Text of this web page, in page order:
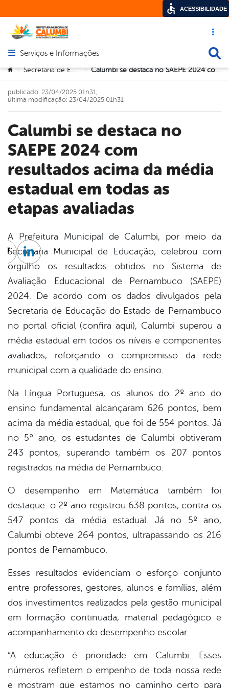
Acesso
Abrir menu principal de navegação
Serviços e Informações
Você está aqui:
> Secretaria de Educação > Calumbi se destaca no SAEPE 2024 com resultados acima da média estadual em todas as etapas avaliadas
Calumbi se destaca no
SAEPE 2024 com
resultados acima da média
estadual em todas as
etapas avaliadas
publicado: 23/04/2025 01h31,
última modificação: 23/04/2025 01h31
A Prefeitura Municipal de Calumbi, por meio da
Secretaria Municipal de Educação, celebrou com
orgulho os resultados obtidos no Sistema de
Avaliação Educacional de Pernambuco (SAEPE)
2024. De acordo com os dados divulgados pela
Secretaria de Educação do Estado de Pernambuco
no portal oficial (confira aqui), Calumbi superou a
média estadual em todos os níveis e componentes
avaliados, reforçando o compromisso da rede
municipal com a qualidade do ensino.
Na Língua Portuguesa, os alunos do 2º ano do
ensino fundamental alcançaram 626 pontos, bem
acima da média estadual, que foi de 554 pontos. Já
no 5º ano, os estudantes de Calumbi obtiveram
243 pontos, superando também os 207 pontos
registrados na média de Pernambuco.
O desempenho em Matemática também foi
destaque: o 2º ano registrou 638 pontos, contra os
547 pontos da média estadual. Já no 5º ano,
Calumbi obteve 264 pontos, ultrapassando os 216
pontos de Pernambuco.
Esses resultados evidenciam o esforço conjunto
entre professores, gestores, alunos e famílias, além
dos investimentos realizados pela gestão municipal
em formação continuada, material pedagógico e
acompanhamento do desempenho escolar.
“A educação é prioridade em Calumbi. Esses
números refletem o empenho de toda nossa rede
e mostram que estamos no caminho certo para
Twitter
Linkedin
ACESSIBILIDADE